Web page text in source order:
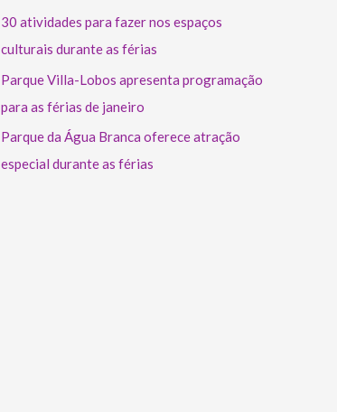
30 atividades para fazer nos espaços
culturais durante as férias
Parque Villa-Lobos apresenta programação
para as férias de janeiro
Parque da Água Branca oferece atração
especial durante as férias